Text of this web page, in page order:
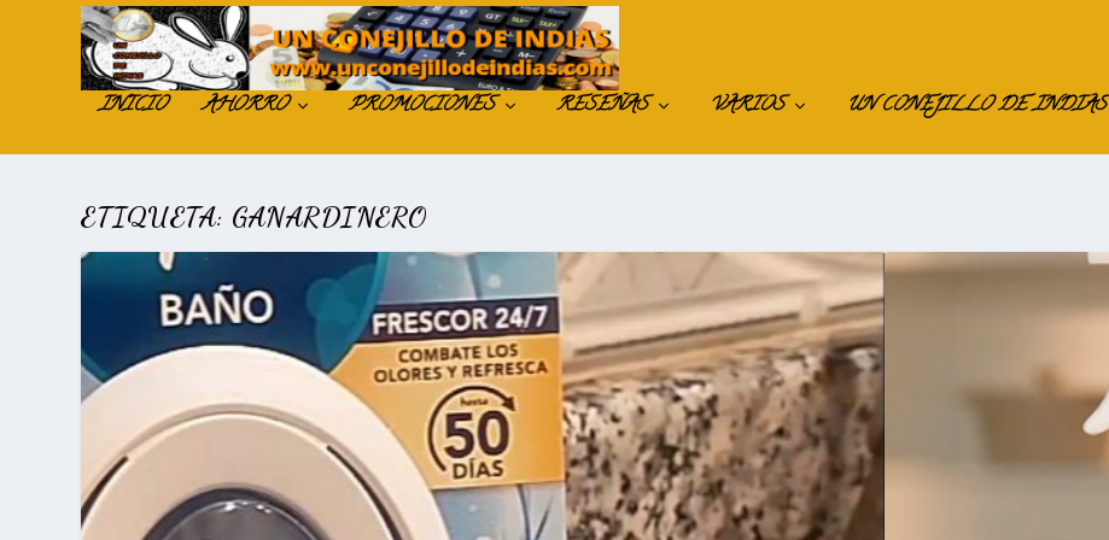
INICIO AHORRO PROMOCIONES RESEÑAS VARIOS UN CONEJILLO DE INDIAS
ETIQUETA: GANARDINERO